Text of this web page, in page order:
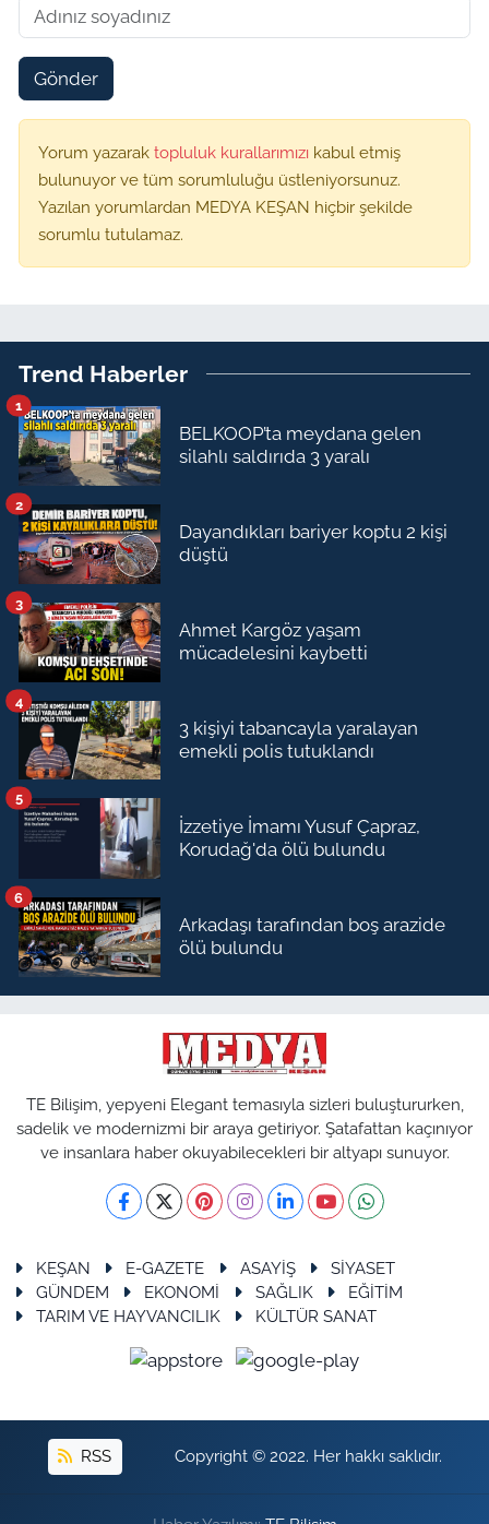
Gönder
Yorum yazarak topluluk kurallarımızı kabul etmiş
bulunuyor ve tüm sorumluluğu üstleniyorsunuz.
Yazılan yorumlardan MEDYA KEŞAN hiçbir şekilde
sorumlu tutulamaz.
Trend Haberler
BELKOOP’ta meydana gelen
silahlı saldırıda 3 yaralı
1
Dayandıkları bariyer koptu 2 kişi
düştü
2
Ahmet Kargöz yaşam
mücadelesini kaybetti
3
3 kişiyi tabancayla yaralayan
emekli polis tutuklandı
4
İzzetiye İmamı Yusuf Çapraz,
Korudağ'da ölü bulundu
5
Arkadaşı tarafından boş arazide
ölü bulundu
6
TE Bilişim, yepyeni Elegant temasıyla sizleri buluştururken,
sadelik ve modernizmi bir araya getiriyor. Şatafattan kaçınıyor
ve insanlara haber okuyabilecekleri bir altyapı sunuyor.
KEŞAN E-GAZETE ASAYİŞ
SİYASET
GÜNDEM
EKONOMİ SAĞLIK
EĞİTİM
TARIM VE HAYVANCILIK
KÜLTÜR SANAT
RSS Copyright © 2022. Her hakkı saklıdır.